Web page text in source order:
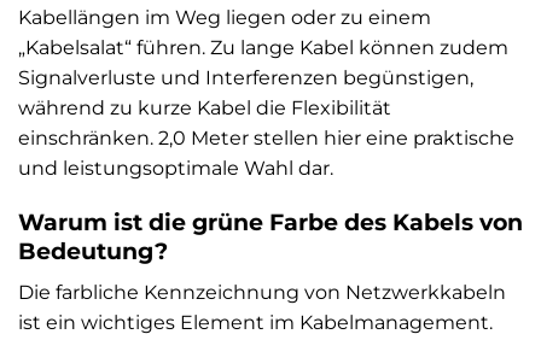
Kabellängen im Weg liegen oder zu einem
„Kabelsalat“ führen. Zu lange Kabel können zudem
Signalverluste und Interferenzen begünstigen,
während zu kurze Kabel die Flexibilität
einschränken. 2,0 Meter stellen hier eine praktische
und leistungsoptimale Wahl dar.
Warum ist die grüne Farbe des Kabels von
Bedeutung?
Die farbliche Kennzeichnung von Netzwerkkabeln
ist ein wichtiges Element im Kabelmanagement.